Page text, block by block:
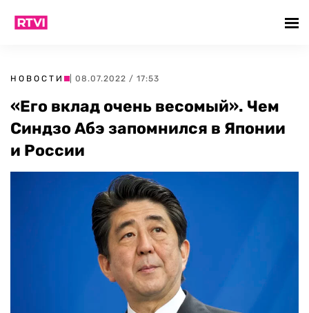
НОВОСТИ | 08.07.2022 / 17:53
«Его вклад очень весомый». Чем
Синдзо Абэ запомнился в Японии
и России